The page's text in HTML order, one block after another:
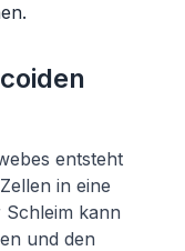
entsteht
in eine
Schleim kann
und den